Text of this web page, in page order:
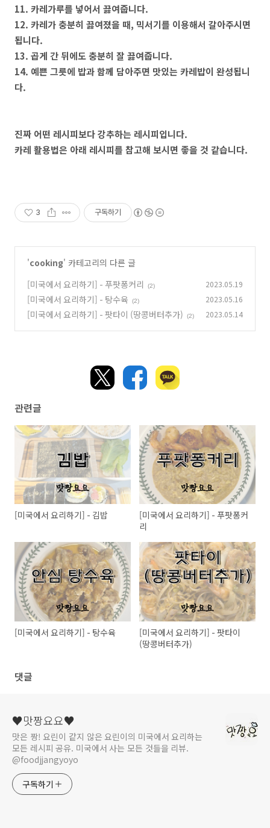
11. 카레가루를 넣어서 끓여줍니다.
12. 카레가 충분히 끓여졌을 때, 믹서기를 이용해서 갈아주시면
됩니다.
13. 곱게 간 뒤에도 충분히 잘 끓여줍니다.
14. 예쁜 그릇에 밥과 함께 담아주면 맛있는 카레밥이 완성됩니
다.
진짜 어떤 레시피보다 강추하는 레시피입니다.
카레 활용법은 아래 레시피를 참고해 보시면 좋을 것 같습니다.
3 구독하기
'cooking' 카테고리의 다른 글
[미국에서 요리하기] - 푸팟퐁커리
(2) 2023.05.19
[미국에서 요리하기] - 탕수육 (2) 2023.05.16
[미국에서 요리하기] - 팟타이 (땅콩버터추가) (2) 2023.05.14
관련글
[미국에서 요리하기] - 김밥
[미국에서 요리하기] - 푸팟퐁커
리
[미국에서 요리하기] - 탕수육
[미국에서 요리하기] - 팟타이
(땅콩버터추가)
댓글
♥맛짱요요♥
맛은 짱! 요린이 같지 않은 요린이의 미국에서 요리하는
모든 레시피 공유. 미국에서 사는 모든 것들을 리뷰.
@foodjjangyoyo
구독하기